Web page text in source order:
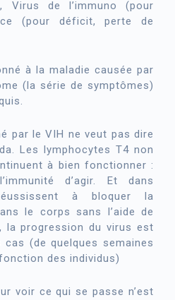
Virus de l’immuno (pour
(pour déficit, perte de
à la maladie causée par
(la série de symptômes)
par le VIH ne veut pas dire
Les lymphocytes T4 non
à bien fonctionner :
d’agir. Et dans
à bloquer la
le corps sans l’aide de
la progression du virus est
(de quelques semaines
des individus)
voir ce qui se passe n’est